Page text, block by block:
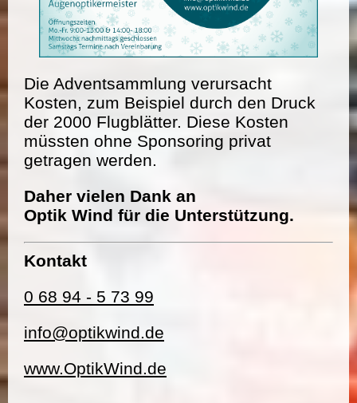
Die Adventsammlung verursacht
Kosten, zum Beispiel durch den Druck
der 2000 Flugblätter. Diese Kosten
müssten ohne Sponsoring privat
getragen werden.
Daher vielen Dank an
Optik Wind für die Unterstützung.
Kontakt
0 68 94 - 5 73 99
info@optikwind.de
www.OptikWind.de